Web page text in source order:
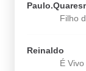
Filho
Reinaldo
É